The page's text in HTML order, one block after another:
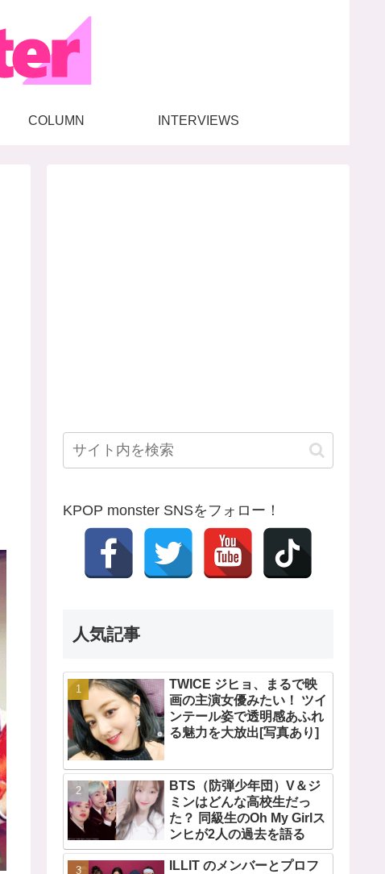
COLUMN INTERVIEWS
KPOP monster SNSをフォロー！
人気記事
TWICE ジヒョ、まるで映
画の主演女優みたい！ ツイ
ンテール姿で透明感あふれ
る魅力を大放出[写真あり]
BTS（防弾少年団）V＆ジ
ミンはどんな高校生だっ
た？ 同級生のOh My Girlス
ンヒが2人の過去を語る
ILLIT のメンバーとプロフ